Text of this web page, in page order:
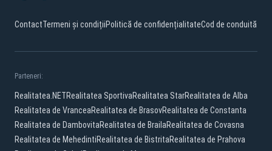
ContactTermeni și condițiiPolitică de confidențialitateCod de conduită
Parteneri:
Realitatea.NETRealitatea SportivaRealitatea StarRealitatea de Alba
Realitatea de VranceaRealitatea de BrasovRealitatea de Constanta
Realitatea de DambovitaRealitatea de BrailaRealitatea de Covasna
Realitatea de MehedintiRealitatea de BistritaRealitatea de Prahova